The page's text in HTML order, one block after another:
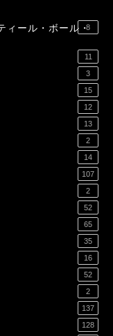
ィール・ボール・
8
11
3
15
12
13
2
14
107
2
52
65
35
16
52
2
137
128